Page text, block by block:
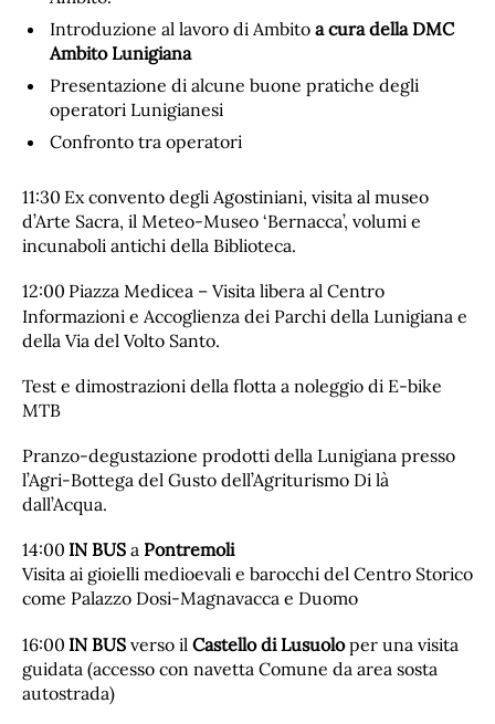
Introduzione al lavoro di Ambito a cura della DMC
Ambito Lunigiana
Presentazione di alcune buone pratiche degli
operatori Lunigianesi
Confronto tra operatori
11:30 Ex convento degli Agostiniani, visita al museo
d’Arte Sacra, il Meteo-Museo ‘Bernacca’, volumi e
incunaboli antichi della Biblioteca.
12:00 Piazza Medicea – Visita libera al Centro
Informazioni e Accoglienza dei Parchi della Lunigiana e
della Via del Volto Santo.
Test e dimostrazioni della flotta a noleggio di E-bike
MTB
Pranzo-degustazione prodotti della Lunigiana presso
l’Agri-Bottega del Gusto dell’Agriturismo Di là
dall’Acqua.
14:00 IN BUS a Pontremoli
Visita ai gioielli medioevali e barocchi del Centro Storico
come Palazzo Dosi-Magnavacca e Duomo
16:00 IN BUS verso il Castello di Lusuoloper una visita
guidata (accesso con navetta Comune da area sosta
autostrada)